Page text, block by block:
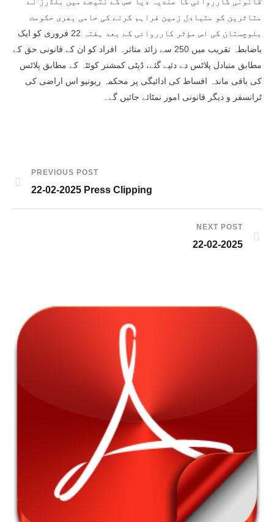
متاثرین کو متبادل زمین فراہم کرنے کی حامی بھری حکومت
بلوچستان کی اس مؤثر کارروائی کے بعد ہفتہ 22 فروری کو ایک
باضابطہ تقریب میں 250 سے زائد متاثرہ افراد کو ان کے قانونی حق کے
مطابق متبادل پلاٹس دے دئیے گئے، ڈپٹی کمشنر کوئٹہ کے مطابق پلاٹس
کی باقی ماندہ اقساط کی ادائیگی پر محکمہ ریونیو اس اراضی کی
ٹرانسفر و دیگر قانونی امور نمٹائے جائیں گے۔
PREVIOUS POST
22-02-2025 Press Clipping
NEXT POST
22-02-2025